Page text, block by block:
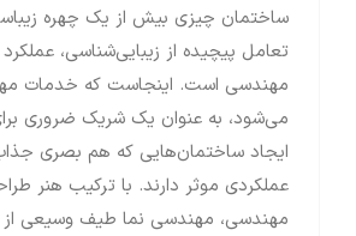
ساختمان چیزی بیش از یک چهره
تعامل پیچیده از زیبایی‌شناسی،
مهندسی است. اینجاست که خدمات
می‌شود، به عنوان یک شریک ضروری
ایجاد ساختمان‌هایی که هم بصری
عملکردی موثر دارند. با ترکیب هنر
مهندسی، مهندسی نما طیف وسیعی از